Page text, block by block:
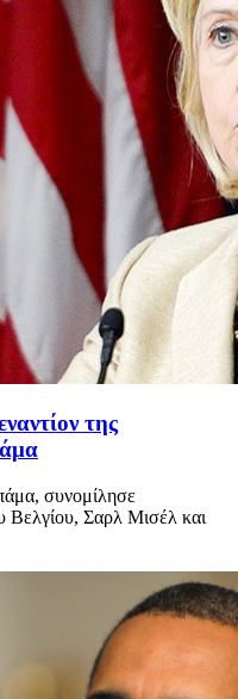
της
συνομίλησε
Βελγίου, Σαρλ Μισέλ και